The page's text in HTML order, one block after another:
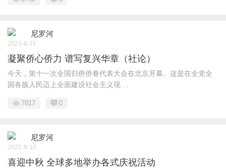
尼罗河
2023-8-31
凝聚侨心侨力 谱写复兴华章（社论）
今天，第十一次全国归侨侨眷代表大会在北京开幕。这是在全党全
国各族人民迈上全面建设社会主义现 ...
7817 0
尼罗河
2022-9-10
喜迎中秋 全球多地举办各式庆祝活动